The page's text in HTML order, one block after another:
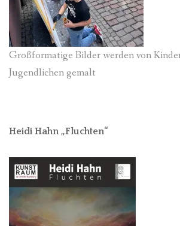
Großformatige Bilder werden von
Jugendlichen gemalt
Heidi Hahn „Fluchten“